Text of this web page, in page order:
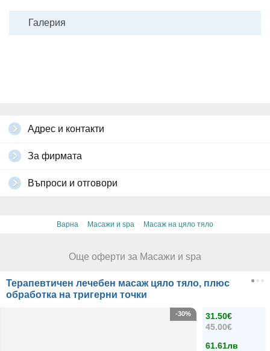
Галерия
Адрес и контакти
За фирмата
Въпроси и отговори
Варна · Масажи и spa · Масаж на цяло тяло
Още оферти за Масажи и spa
Терапевтичен лечебен масаж цяло тяло, плюс
обработка на тригерни точки
31.50€
45.00€
61.61лв
-30%